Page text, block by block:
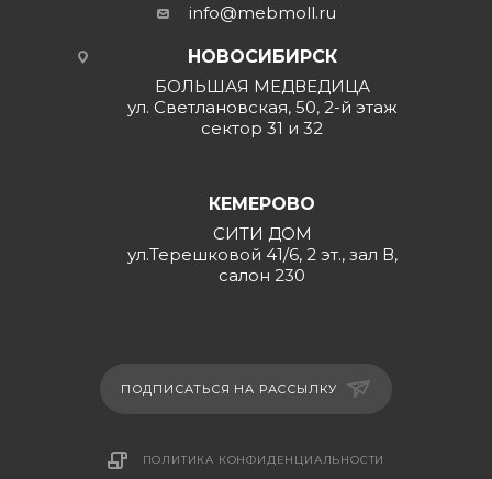
info@mebmoll.ru
НОВОСИБИРСК
БОЛЬШАЯ МЕДВЕДИЦА
ул. Светлановская, 50, 2-й этаж
сектор 31 и 32
КЕМЕРОВО
СИТИ ДОМ
ул.Терешковой 41/6, 2 эт., зал В,
салон 230
ПОДПИСАТЬСЯ НА РАССЫЛКУ
ПОЛИТИКА КОНФИДЕНЦИАЛЬНОСТИ